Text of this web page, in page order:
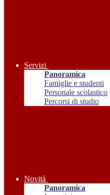
Servizi
Panoramica
Famiglie e studenti
Personale scolastico
Percorsi di studio
Novità
Panoramica